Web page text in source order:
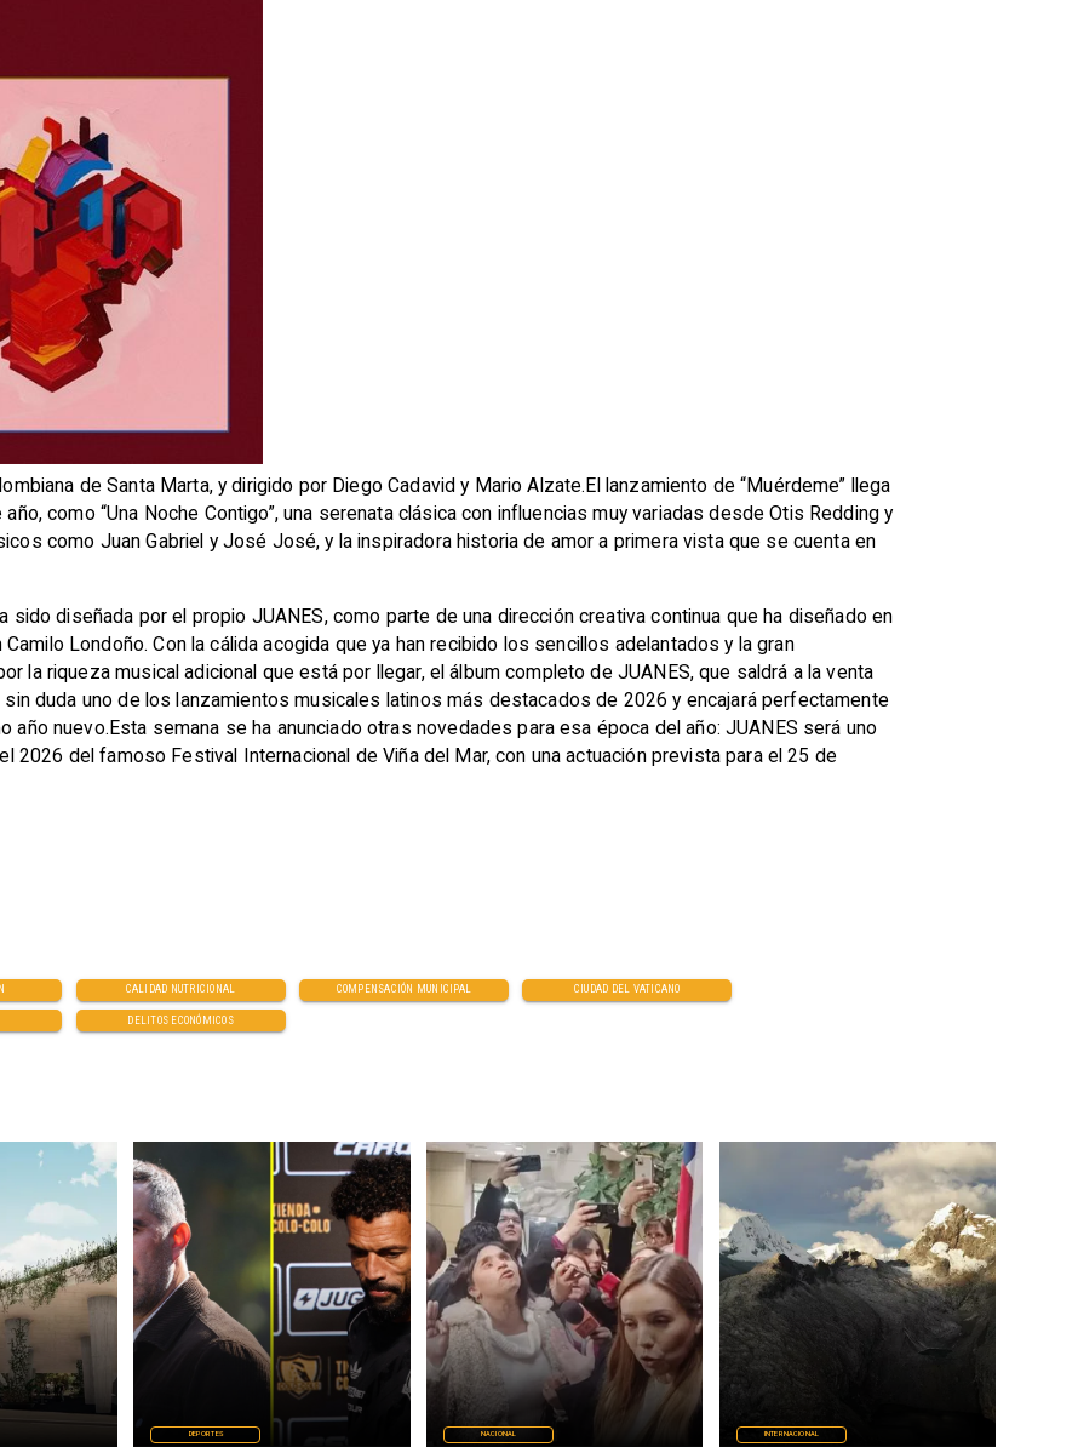
de Santa Marta, y dirigido por Diego Cadavid y Mario Alzate.El lanzamiento de “Muérdeme” llega
como “Una Noche Contigo”, una serenata clásica con influencias muy variadas desde Otis Redding y
como Juan Gabriel y José José, y la inspiradora historia de amor a primera vista que se cuenta en
sido diseñada por el propio JUANES, como parte de una dirección creativa continua que ha diseñado en
Londoño. Con la cálida acogida que ya han recibido los sencillos adelantados y la gran
la riqueza musical adicional que está por llegar, el álbum completo de JUANES, que saldrá a la venta
duda uno de los lanzamientos musicales latinos más destacados de 2026 y encajará perfectamente
nuevo.Esta semana se ha anunciado otras novedades para esa época del año: JUANES será uno
2026 del famoso Festival Internacional de Viña del Mar, con una actuación prevista para el 25 de
CALIDAD NUTRICIONAL COMPENSACIÓN MUNICIPAL CIUDAD DEL VATICANO
DELITOS ECONÓMICOS
DEPORTES NACIONAL INTERNACIONAL